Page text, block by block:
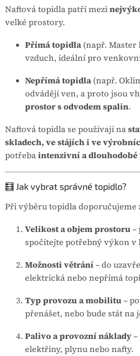
Naftová topidla patří mezi
velké prostory.
Přímá topidla(např. Master
vzduch, ideální pro
Nepřímá topidla(např.
odvádějí ven, a proto jsou
prostor s odvodem spalin.
Naftová topidla se používají na
skladech, ve stájích i ve
potřebaintenzivní a
🧮 Jak vybrat správné topidlo?
Při výběru topidla doporučujeme
Velikost a objem prostoru–
spočítejte potřebný výkon v
Možnosti větrání– do
elektrická nebo nepřímá
Typ provozu a mobilitu–
přenášet, nebo bude stát na
Palivo a provozní náklady
elektřiny, plynu nebo nafty.